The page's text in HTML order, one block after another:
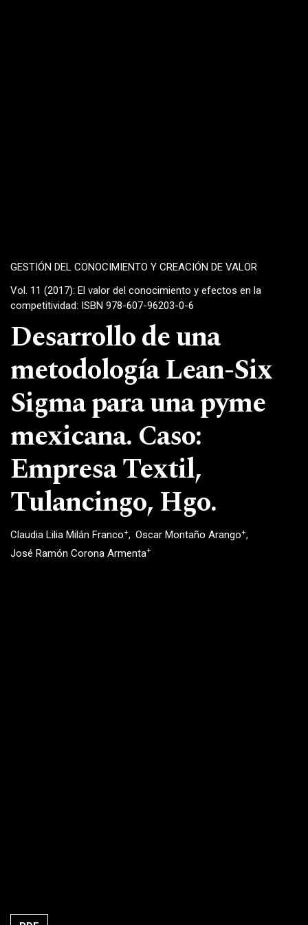
GESTIÓN DEL CONOCIMIENTO Y CREACIÓN DE VALOR
Vol. 11 (2017): El valor del conocimiento y efectos en la
competitividad: ISBN 978-607-96203-0-6
Desarrollo de una
metodología Lean-Six
Sigma para una pyme
mexicana. Caso:
Empresa Textil,
Tulancingo, Hgo.
Claudia Lilia Milán Franco+ Oscar Montaño Arango+
José Ramón Corona Armenta+